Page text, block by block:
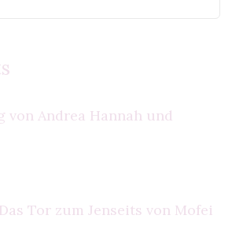
von Andrea Hannah und
Tor zum Jenseits von Mofei